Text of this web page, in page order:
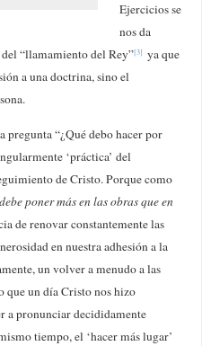
Ejercicios se
nos da
“llamamiento del Rey”[3] ya que
a una doctrina, sino el
“¿Qué debo hacer por
‘práctica’ del
de Cristo. Porque como
poner más en las obras que en
de renovar constantemente las
en nuestra adhesión a la
un volver a menudo a las
que un día Cristo nos hizo
a pronunciar decididamente
tiempo, el ‘hacer más lugar’